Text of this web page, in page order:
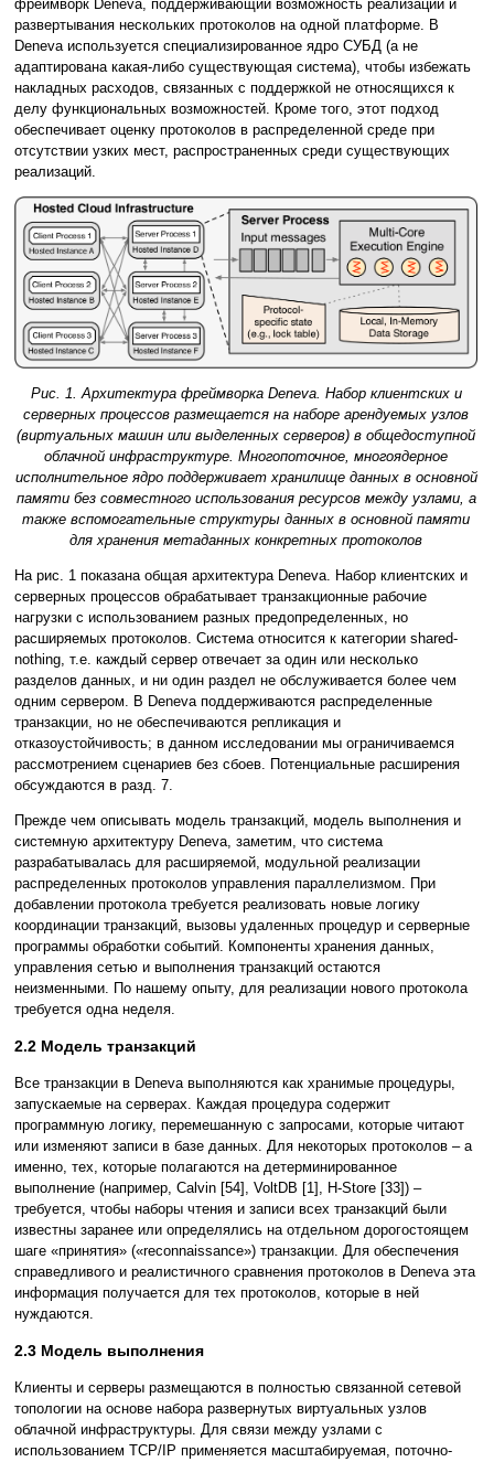
фреймворк Deneva, поддерживающий возможность реализации и
развертывания нескольких протоколов на одной платформе. В
Deneva используется специализированное ядро СУБД (а не
адаптирована какая-либо существующая система), чтобы избежать
накладных расходов, связанных с поддержкой не относящихся к
делу функциональных возможностей. Кроме того, этот подход
обеспечивает оценку протоколов в распределенной среде при
отсутствии узких мест, распространенных среди существующих
реализаций.
Рис. 1. Архитектура фреймворка Deneva. Набор клиентских и
серверных процессов размещается на наборе арендуемых узлов
(виртуальных машин или выделенных серверов) в общедоступной
облачной инфраструктуре. Многопоточное, многоядерное
исполнительное ядро поддерживает хранилище данных в основной
памяти без совместного использования ресурсов между узлами, а
также вспомогательные структуры данных в основной памяти
для хранения метаданных конкретных протоколов
На рис. 1 показана общая архитектура Deneva. Набор клиентских и
серверных процессов обрабатывает транзакционные рабочие
нагрузки с использованием разных предопределенных, но
расширяемых протоколов. Система относится к категории shared-
nothing, т.е. каждый сервер отвечает за один или несколько
разделов данных, и ни один раздел не обслуживается более чем
одним сервером. В Deneva поддерживаются распределенные
транзакции, но не обеспечиваются репликация и
отказоустойчивость; в данном исследовании мы ограничиваемся
рассмотрением сценариев без сбоев. Потенциальные расширения
обсуждаются в разд. 7.
Прежде чем описывать модель транзакций, модель выполнения и
системную архитектуру Deneva, заметим, что система
разрабатывалась для расширяемой, модульной реализации
распределенных протоколов управления параллелизмом. При
добавлении протокола требуется реализовать новые логику
координации транзакций, вызовы удаленных процедур и серверные
программы обработки событий. Компоненты хранения данных,
управления сетью и выполнения транзакций остаются
неизменными. По нашему опыту, для реализации нового протокола
требуется одна неделя.
2.2 Модель транзакций
Все транзакции в Deneva выполняются как хранимые процедуры,
запускаемые на серверах. Каждая процедура содержит
программную логику, перемешанную с запросами, которые читают
или изменяют записи в базе данных. Для некоторых протоколов – а
именно, тех, которые полагаются на детерминированное
выполнение (например, Calvin [54], VoltDB [1], H-Store [33]) –
требуется, чтобы наборы чтения и записи всех транзакций были
известны заранее или определялись на отдельном дорогостоящем
шаге «принятия» («reconnaissance») транзакции. Для обеспечения
справедливого и реалистичного сравнения протоколов в Deneva эта
информация получается для тех протоколов, которые в ней
нуждаются.
2.3 Модель выполнения
Клиенты и серверы размещаются в полностью связанной сетевой
топологии на основе набора развернутых виртуальных узлов
облачной инфраструктуры. Для связи между узлами с
использованием TCP/IP применяется масштабируемая, поточно-